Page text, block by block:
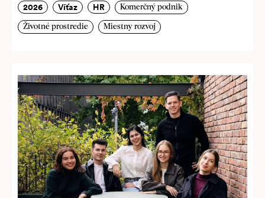
2026 Víťaz HR Komerčný podnik
Životné prostredie Miestny rozvoj